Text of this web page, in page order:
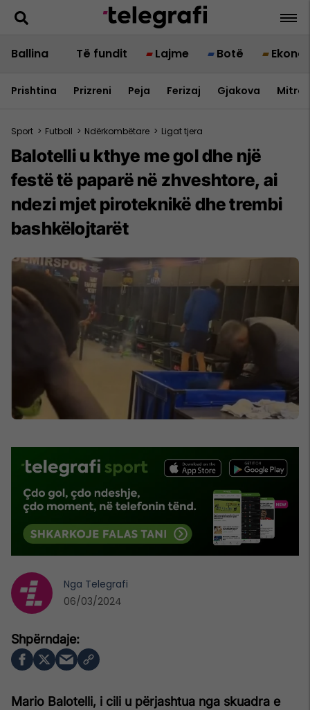
Ballina Të fundit Lajme Botë
Prishtina Prizreni Peja Ferizaj Gjakova
Sport > Futboll > Ndërkombëtare > Ligat tjera
Balotelli u kthye me gol dhe një
festë të paparë në zhveshtore, ai
ndezi mjet piroteknikë dhe trembi
bashkëlojtarët
Mario Balotelli, i cili u përjashtua nga skuadra e
Nga Telegrafi
06/03/2024